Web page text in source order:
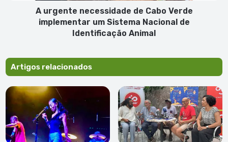
A urgente necessidade de Cabo Verde
implementar um Sistema Nacional de
Identificação Animal
Artigos relacionados